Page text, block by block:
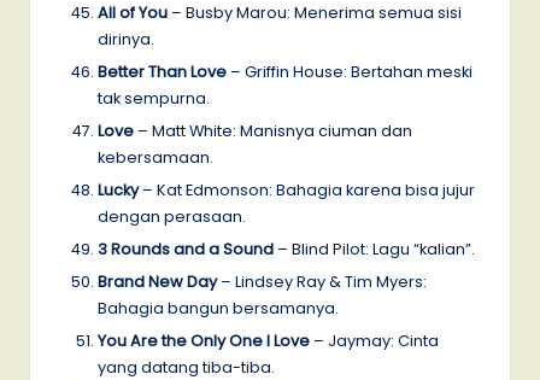
All of You – Busby Marou: Menerima semua sisi
dirinya.
Better Than Love – Griffin House: Bertahan meski
tak sempurna.
Love – Matt White: Manisnya ciuman dan
kebersamaan.
Lucky– Kat Edmonson: Bahagia karena bisa jujur
dengan perasaan.
3 Rounds and a Sound – Blind Pilot: Lagu “kalian”.
Brand New Day– Lindsey Ray & Tim Myers:
Bahagia bangun bersamanya.
You Are the Only One I Love – Jaymay: Cinta
yang datang tiba-tiba.